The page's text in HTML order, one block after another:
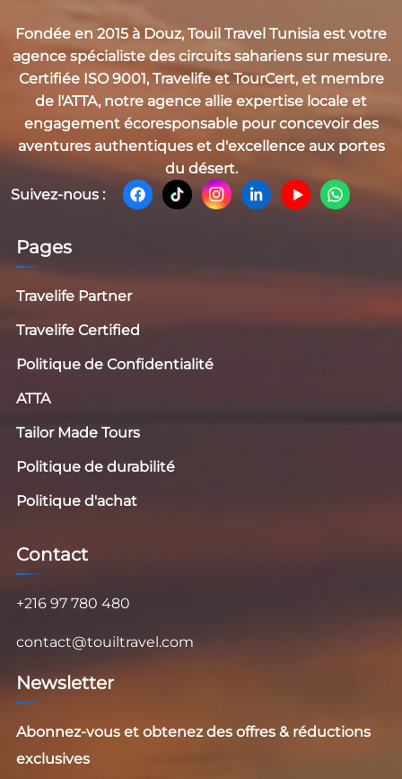
Fondée en 2015 à Douz, Touil Travel Tunisia est votre
agence spécialiste des circuits sahariens sur mesure.
Certifiée ISO 9001, Travelife et TourCert, et membre
de l'ATTA, notre agence allie expertise locale et
engagement écoresponsable pour concevoir des
aventures authentiques et d'excellence aux portes
du désert.
Suivez-nous :
Pages
Travelife Partner
Travelife Certified
Politique de Confidentialité
ATTA
Tailor Made Tours
Politique de durabilité
Politique d'achat
Contact
+216 97 780 480
contact@touiltravel.com
Newsletter
Abonnez-vous et obtenez des offres & réductions
exclusives